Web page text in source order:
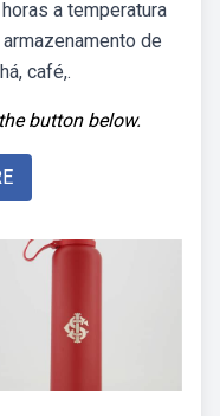
a temperatura
de
café,.
button below.